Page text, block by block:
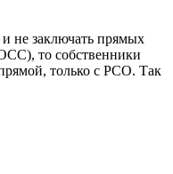
не заключать прямых
то собственники
только с РСО. Так